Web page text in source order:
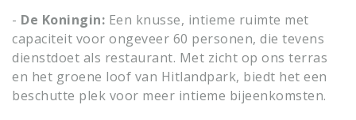
- De Koningin: Een knusse, intieme ruimte met
capaciteit voor ongeveer 60 personen, die tevens
dienstdoet als restaurant. Met zicht op ons terras
en het groene loof van Hitlandpark, biedt het een
beschutte plek voor meer intieme bijeenkomsten.